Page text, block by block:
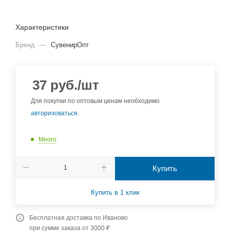
Характеристики
Бренд — СувенирОпт
37 руб./шт
Для покупки по оптовым ценам необходимо
авторизоваться.
Много
Купить
Купить в 1 клик
Бесплатная доставка по Иваново
при сумме заказа от 3000 ₽